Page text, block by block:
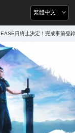
繁體中文
日終止決定！完成事前登